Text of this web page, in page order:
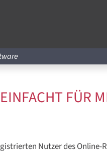
FÜR
Nutzer des